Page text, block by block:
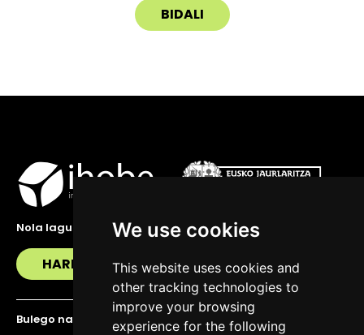
We use cookies
This website uses cookies and
other tracking technologies to
improve your browsing
experience for the following
Nola lagundu zaitzakegu?
HARREMANETAN JARRI
Bulego nagusia